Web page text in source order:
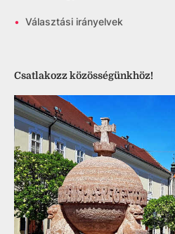
• Választási irányelvek
Csatlakozz közösségünkhöz!